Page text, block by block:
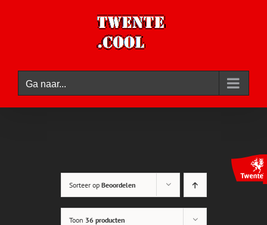
Ga naar...
Sorteer op Beoordelen
Toon 36 producten